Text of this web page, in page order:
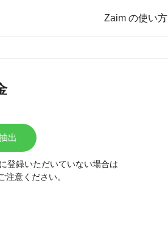
Zaim の使い方
出
登録いただいていない場合は
注意ください。